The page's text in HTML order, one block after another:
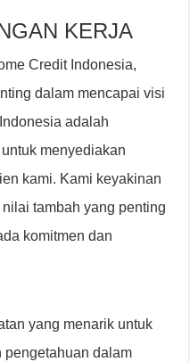
KERJA
Credit Indonesia,
dalam mencapai visi
adalah
menyediakan
kami. Kami keyakinan
tambah yang penting
komitmen dan
yang menarik untuk
pengetahuan dalam